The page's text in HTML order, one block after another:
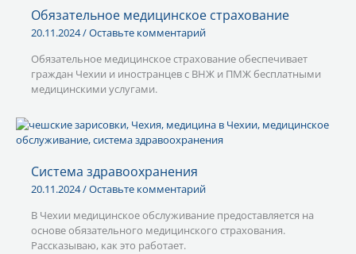
Обязательное медицинское страхование
20.11.2024/Оставьте комментарий
Обязательное медицинское страхование обеспечивает
граждан Чехии и иностранцев с ВНЖ и ПМЖ бесплатными
медицинскими услугами.
Система здравоохранения
20.11.2024/Оставьте комментарий
В Чехии медицинское обслуживание предоставляется на
основе обязательного медицинского страхования.
Рассказываю, как это работает.